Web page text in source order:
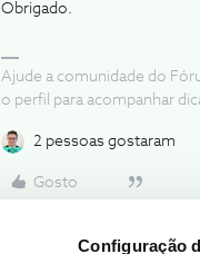
Configuração
Obrigado.
Ajude a comunidade do
o perfil para acompanhar
2 pessoas gostaram
Gosto